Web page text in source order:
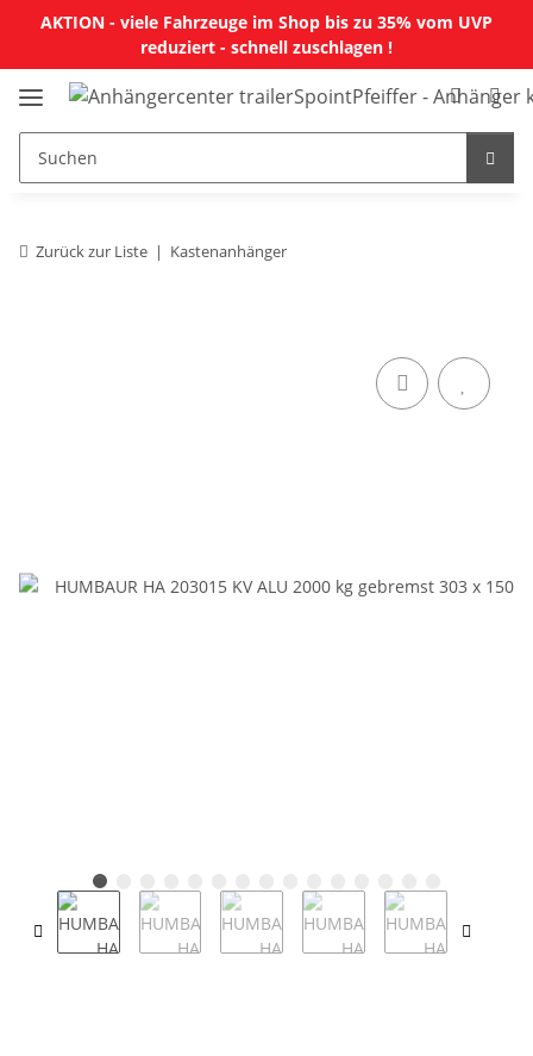
AKTION - viele Fahrzeuge im Shop bis zu 35% vom UVP
reduziert - schnell zuschlagen !
Zurück zur Liste Kastenanhänger